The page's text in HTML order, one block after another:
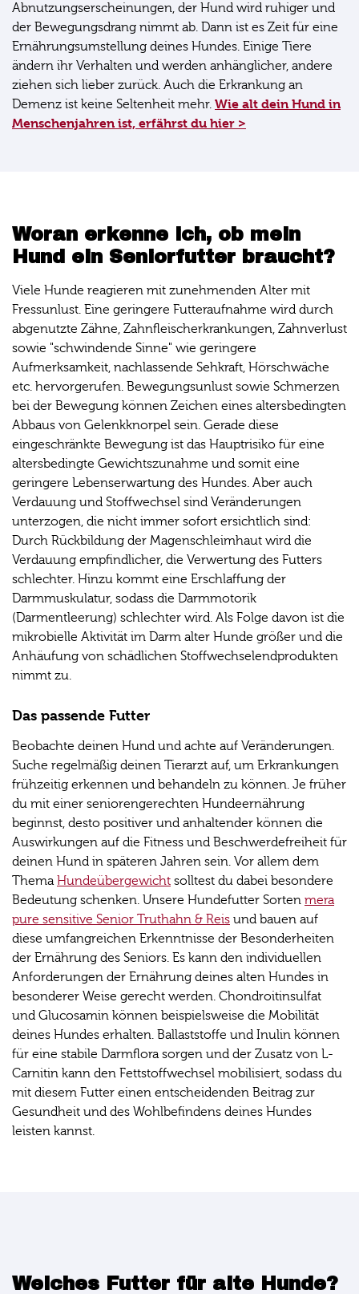
Abnutzungserscheinungen, der Hund wird ruhiger und
der Bewegungsdrang nimmt ab. Dann ist es Zeit für eine
Ernährungsumstellung deines Hundes. Einige Tiere
ändern ihr Verhalten und werden anhänglicher, andere
ziehen sich lieber zurück. Auch die Erkrankung an
Demenz ist keine Seltenheit mehr. Wie alt dein Hund in
Menschenjahren ist, erfährst du hier >
Woran erkenne ich, ob mein
Hund ein Seniorfutter braucht?
Viele Hunde reagieren mit zunehmenden Alter mit
Fressunlust. Eine geringere Futteraufnahme wird durch
abgenutzte Zähne, Zahnfleischerkrankungen, Zahnverlust
sowie "schwindende Sinne" wie geringere
Aufmerksamkeit, nachlassende Sehkraft, Hörschwäche
etc. hervorgerufen. Bewegungsunlust sowie Schmerzen
bei der Bewegung können Zeichen eines altersbedingten
Abbaus von Gelenkknorpel sein. Gerade diese
eingeschränkte Bewegung ist das Hauptrisiko für eine
altersbedingte Gewichtszunahme und somit eine
geringere Lebenserwartung des Hundes. Aber auch
Verdauung und Stoffwechsel sind Veränderungen
unterzogen, die nicht immer sofort ersichtlich sind:
Durch Rückbildung der Magenschleimhaut wird die
Verdauung empfindlicher, die Verwertung des Futters
schlechter. Hinzu kommt eine Erschlaffung der
Darmmuskulatur, sodass die Darmmotorik
(Darmentleerung) schlechter wird. Als Folge davon ist die
mikrobielle Aktivität im Darm alter Hunde größer und die
Anhäufung von schädlichen Stoffwechselendprodukten
nimmt zu.
Das passende Futter
Beobachte deinen Hund und achte auf Veränderungen.
Suche regelmäßig deinen Tierarzt auf, um Erkrankungen
frühzeitig erkennen und behandeln zu können. Je früher
du mit einer seniorengerechten Hundeernährung
beginnst, desto positiver und anhaltender können die
Auswirkungen auf die Fitness und Beschwerdefreiheit für
deinen Hund in späteren Jahren sein. Vor allem dem
ThemaHundeübergewicht solltest du dabei besondere
Bedeutung schenken. Unsere Hundefutter Sorten mera
pure sensitive Senior Truthahn & Reis und bauen auf
diese umfangreichen Erkenntnisse der Besonderheiten
der Ernährung des Seniors. Es kann den individuellen
Anforderungen der Ernährung deines alten Hundes in
besonderer Weise gerecht werden. Chondroitinsulfat
und Glucosamin können beispielsweise die Mobilität
deines Hundes erhalten. Ballaststoffe und Inulin können
für eine stabile Darmflora sorgen und der Zusatz von L-
Carnitin kann den Fettstoffwechsel mobilisiert, sodass du
mit diesem Futter einen entscheidenden Beitrag zur
Gesundheit und des Wohlbefindens deines Hundes
leisten kannst.
Welches Futter für alte Hunde?